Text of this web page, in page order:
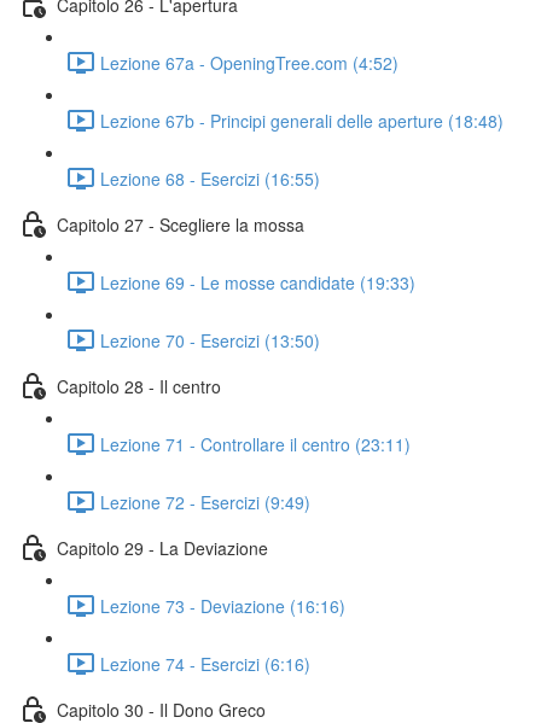
Lezione 67a - OpeningTree.com (4:52)
Lezione 67b - Principi generali delle aperture (18:48)
Lezione 68 - Esercizi (16:55)
Capitolo 27 - Scegliere la mossa
Lezione 69 - Le mosse candidate (19:33)
Lezione 70 - Esercizi (13:50)
Capitolo 28 - Il centro
Lezione 71 - Controllare il centro (23:11)
Lezione 72 - Esercizi (9:49)
Capitolo 29 - La Deviazione
Lezione 73 - Deviazione (16:16)
Lezione 74 - Esercizi (6:16)
Capitolo 30 - Il Dono Greco